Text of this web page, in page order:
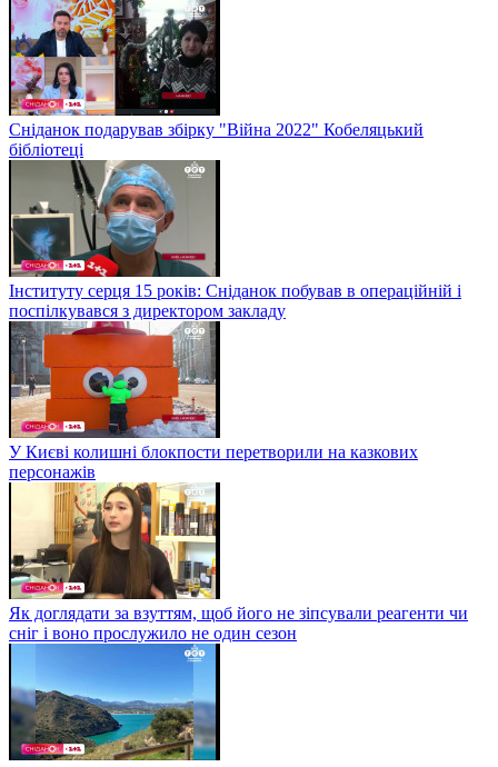
Сніданок подарував збірку "Війна 2022" Кобеляцький
бібліотеці
Інституту серця 15 років: Сніданок побував в операційній і
поспілкувався з директором закладу
У Києві колишні блокпости перетворили на казкових
персонажів
Як доглядати за взуттям, щоб його не зіпсували реагенти чи
сніг і воно прослужило не один сезон